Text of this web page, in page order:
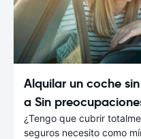
Alquilar un coche
a Sin
¿Tengo que cubrir
seguros necesito como